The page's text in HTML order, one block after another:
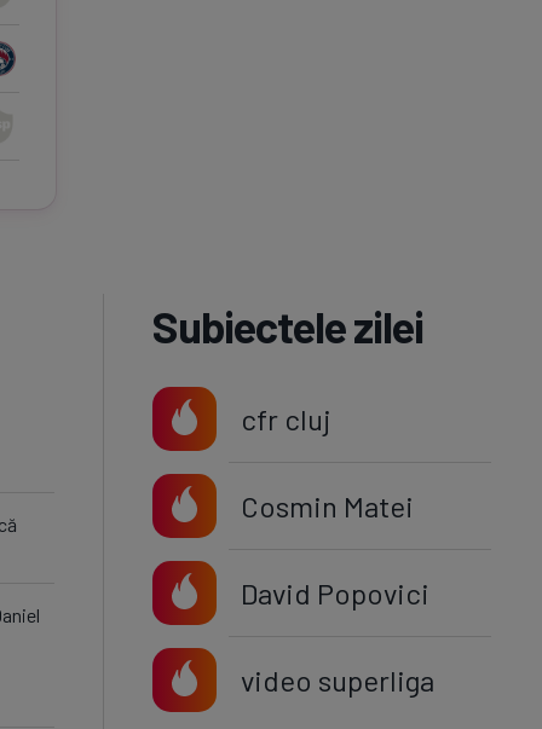
Subiectele zilei
cfr cluj
Cosmin Matei
David Popovici
video superliga